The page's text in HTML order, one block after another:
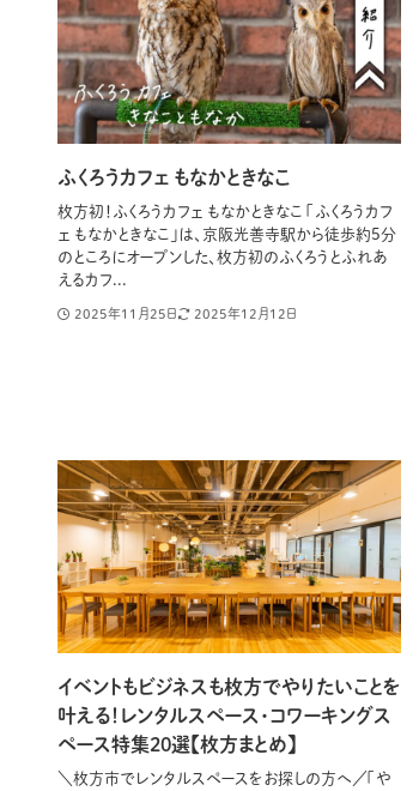
ふくろうカフェ もなかときなこ
枚方初！ふくろうカフェ もなかときなこ 「ふくろうカフ
ェ もなかときなこ」は、京阪光善寺駅から徒歩約5分
のところにオープンした、枚方初のふくろうとふれあ
えるカフ...
2025年11月25日 2025年12月12日
イベントもビジネスも枚方でやりたいことを
叶える！レンタルスペース・コワーキングス
ペース特集20選【枚方まとめ】
＼枚方市でレンタルスペースをお探しの方へ／「や